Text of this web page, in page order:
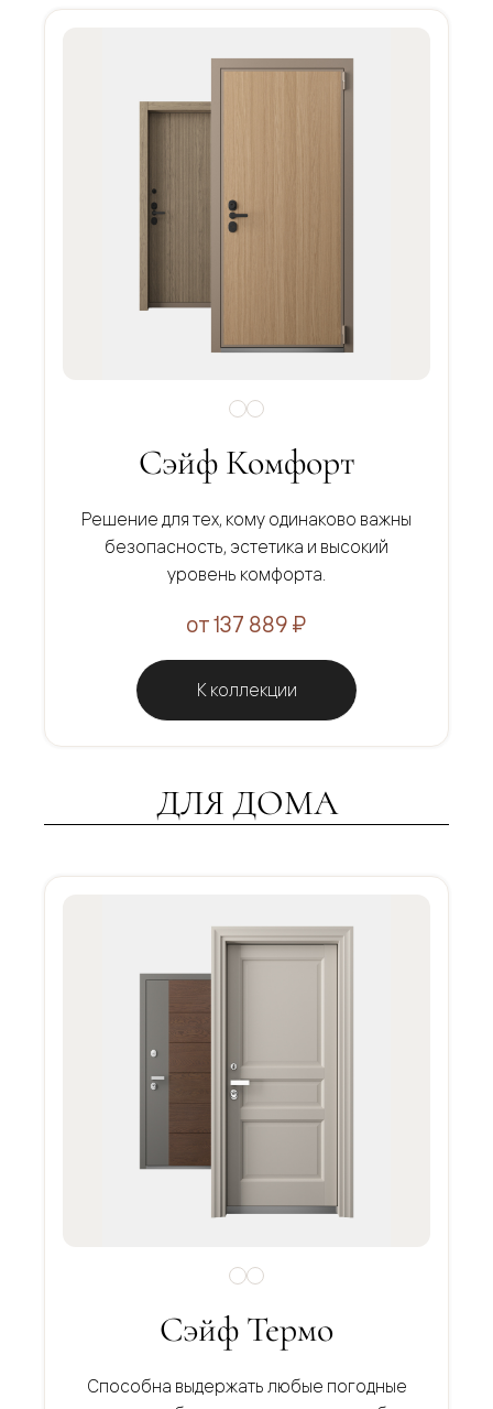
Сэйф Комфорт
Решение для тех, кому одинаково важны
безопасность, эстетика и высокий
уровень комфорта.
от 137 889 ₽
К коллекции
ДЛЯ ДОМА
Сэйф Термо
Способна выдержать любые погодные